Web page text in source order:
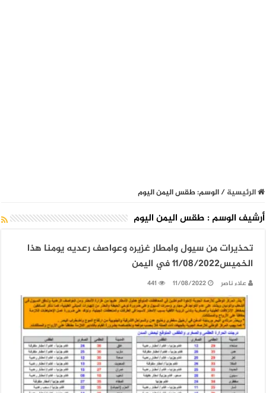
الرئيسية/الوسم:طقس اليمن اليوم
أرشيف الوسم : طقس اليمن اليوم
تحذيرات من سيول وامطار غزيره وعواصف رعديه يومنا هذا
الخميس11/08/2022 في اليمن
علاء ناصر 11/08/2022
441